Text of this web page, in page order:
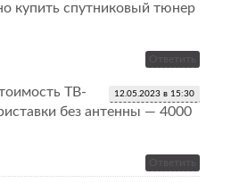
купить спутниковый тюнер
Ответить
12.05.2023 в 15:30
ТВ-
без антенны — 4000
Ответить